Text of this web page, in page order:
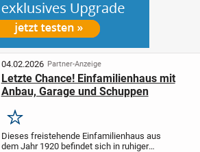
04.02.2026 Partner-Anzeige
Letzte Chance! Einfamilienhaus mit
Anbau, Garage und Schuppen
Merken
Dieses freistehende Einfamilienhaus aus
dem Jahr 1920 befindet sich in ruhiger